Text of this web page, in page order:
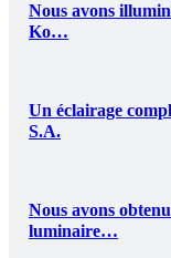
Nous avons
Ko…
Un éclairage
S.A.
Nous avons
luminaire…